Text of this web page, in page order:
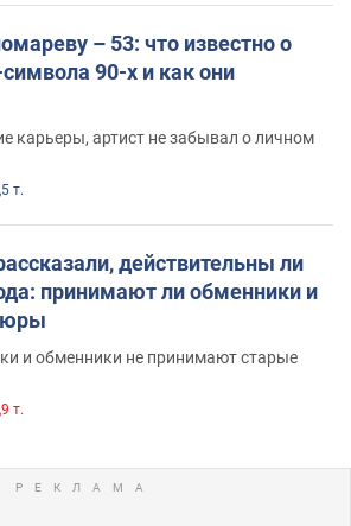
– 53: что известно о
90-х и как они
карьеры, артист не забывал о личном
т.
действительны ли
принимают ли обменники и
и обменники не принимают старые
т.